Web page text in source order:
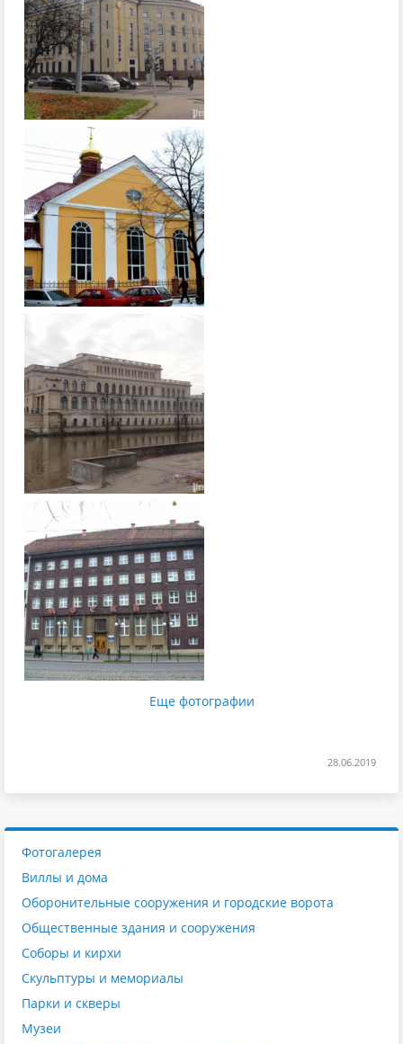
Еще фотографии
28.06.2019
Фотогалерея
Виллы и дома
Оборонительные сооружения и городские ворота
Общественные здания и сооружения
Соборы и кирхи
Скульптуры и мемориалы
Парки и скверы
Музеи